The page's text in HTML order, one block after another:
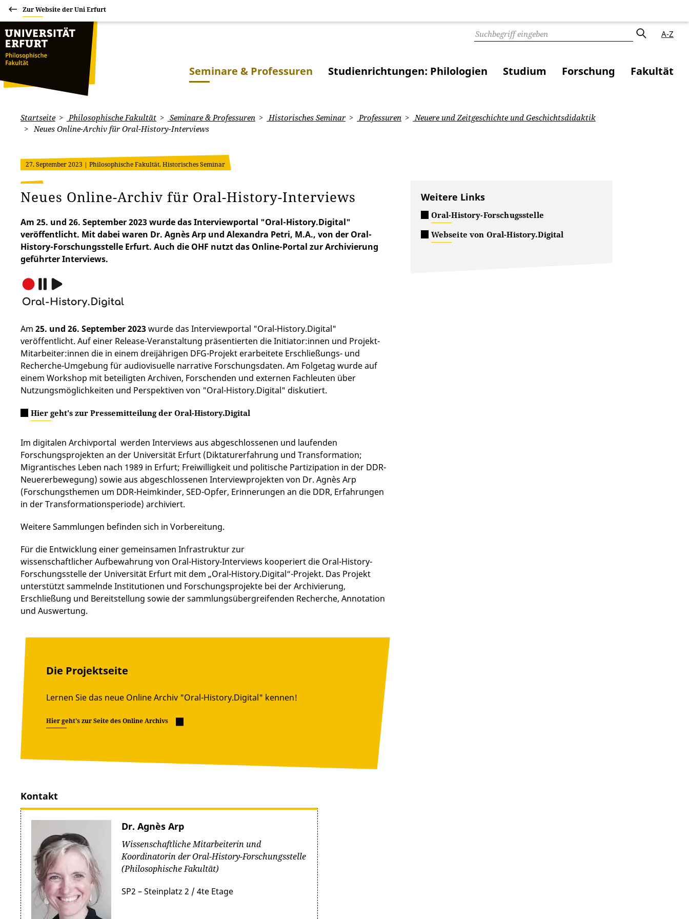
Zur Website der Uni Erfurt
A-Z
Seminare & Professuren Studienrichtungen: Philologien Studium Forschung Fakultät
Startseite Philosophische Fakultät Seminare & Professuren Historisches Seminar Professuren
Neuere und Zeitgeschichte und Geschichtsdidaktik
Neues Online-Archiv für Oral-History-Interviews
27. September 2023 | Philosophische Fakultät, Historisches Seminar
Neues Online-Archiv für Oral-History-Interviews
Am 25. und 26. September 2023 wurde das Interviewportal "Oral-History.Digital"
veröffentlicht. Mit dabei waren Dr. Agnès Arp und Alexandra Petri, M.A., von der Oral-
History-Forschungsstelle Erfurt. Auch die OHF nutzt das Online-Portal zur Archivierung
geführter Interviews.
Am 25. und 26. September 2023wurde das Interviewportal "Oral-History.Digital"
veröffentlicht. Auf einer Release-Veranstaltung präsentierten die Initiator:innen und Projekt-
Mitarbeiter:innen die in einem dreijährigen DFG-Projekt erarbeitete Erschließungs- und
Recherche-Umgebung für audiovisuelle narrative Forschungsdaten. Am Folgetag wurde auf
einem Workshop mit beteiligten Archiven, Forschenden und externen Fachleuten über
Nutzungsmöglichkeiten und Perspektiven von "Oral-History.Digital" diskutiert.
Hier geht's zur Pressemitteilung der Oral-History.Digital
Im digitalen Archivportal werden Interviews aus abgeschlossenen und laufenden
Forschungsprojekten an der Universität Erfurt (Diktaturerfahrung und Transformation;
Migrantisches Leben nach 1989 in Erfurt; Freiwilligkeit und politische Partizipation in der DDR-
Neuererbewegung) sowie aus abgeschlossenen Interviewprojekten von Dr. Agnès Arp
(Forschungsthemen um DDR-Heimkinder, SED-Opfer, Erinnerungen an die DDR, Erfahrungen
in der Transformationsperiode) archiviert.
Weitere Sammlungen befinden sich in Vorbereitung.
Für die Entwicklung einer gemeinsamen Infrastruktur zur
wissenschaftlicher Aufbewahrung von Oral-History-Interviews kooperiert die Oral-History-
Forschungsstelle der Universität Erfurt mit dem „Oral-History.Digital“-Projekt. Das Projekt
unterstützt sammelnde Institutionen und Forschungsprojekte bei der Archivierung,
Erschließung und Bereitstellung sowie der sammlungsübergreifenden Recherche, Annotation
und Auswertung.
Die Projektseite
Lernen Sie das neue Online Archiv "Oral-History.Digital" kennen!
Hier geht's zur Seite des Online Archivs
Kontakt
Dr. Agnès Arp
Wissenschaftliche Mitarbeiterin und
Koordinatorin der Oral-History-Forschungsstelle
(Philosophische Fakultät)
SP2 – Steinplatz 2 / 4te Etage
Weitere Links
Oral-History-Forschugsstelle
Webseite von Oral-History.Digital